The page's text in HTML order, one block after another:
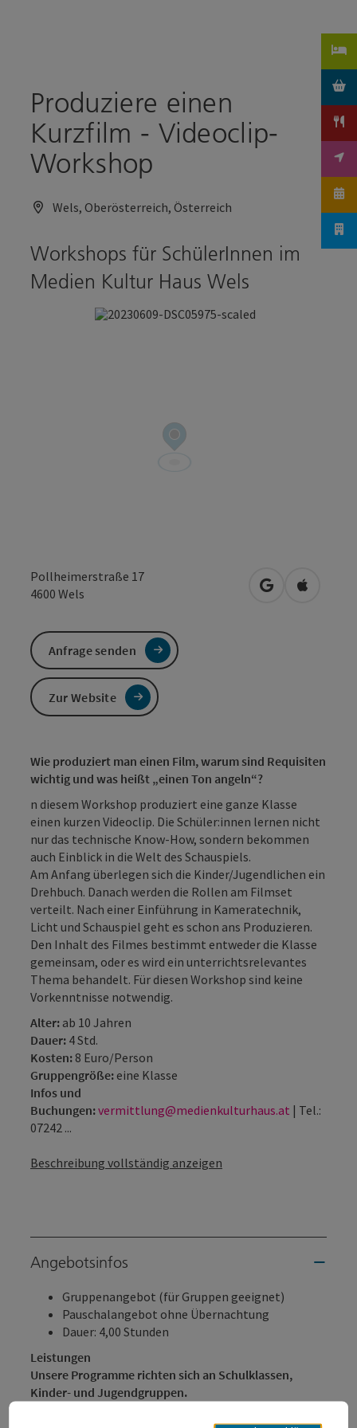
Produziere einen
Kurzfilm - Videoclip-
Workshop
Wels, Oberösterreich, Österreich
Workshops für SchülerInnen im
Medien Kultur Haus Wels
Pollheimerstraße 17
4600 Wels in Googlein Apple
Wie produziert man einen Film, warum sind Requisiten
wichtig und was heißt „einen Ton angeln“?
n diesem Workshop produziert eine ganze Klasse
einen kurzen Videoclip. Die Schüler:innen lernen nicht
nur das technische Know-How, sondern bekommen
auch Einblick in die Welt des Schauspiels.
Am Anfang überlegen sich die Kinder/Jugendlichen ein
Drehbuch. Danach werden die Rollen am Filmset
verteilt. Nach einer Einführung in Kameratechnik,
Licht und Schauspiel geht es schon ans Produzieren.
Den Inhalt des Filmes bestimmt entweder die Klasse
gemeinsam, oder es wird ein unterrichtsrelevantes
Thema behandelt. Für diesen Workshop sind keine
Vorkenntnisse notwendig.
Alter: ab 10 Jahren
Dauer: 4 Std.
Kosten: 8 Euro/Person
Gruppengröße: eine Klasse
Infos und
Buchungen:vermittlung@medienkulturhaus.at | Tel.:
07242 ...
Beschreibung vollständig anzeigen
Angebotsinfos
Gruppenangebot (für Gruppen geeignet)
Pauschalangebot ohne Übernachtung
Dauer: 4,00 Stunden
Leistungen
Unsere Programme richten sich an Schulklassen,
Kinder- und Jugendgruppen.
Anfrage senden
Zur Website